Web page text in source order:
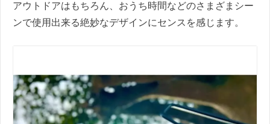
アウトドアはもちろん、おうち時間などのさまざまシー
ンで使用出来る絶妙なデザインにセンスを感じます。